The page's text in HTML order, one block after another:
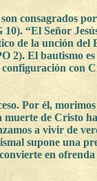
consagrados
“El Señor
de la unción
2). El bautismo
con
Por él,
muerte de Cristo
a vivir de
supone una
en